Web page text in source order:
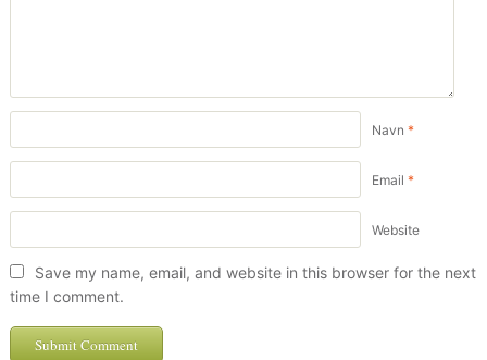
Navn *
Email *
Website
Save my name, email, and website in this browser for the next
time I comment.